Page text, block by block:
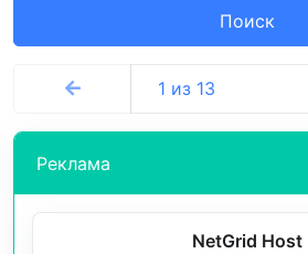
Поиск
1 из 13
Реклама
NetGrid Host